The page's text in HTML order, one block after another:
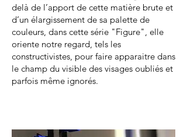
delà de l’apport de cette matière brute et
d’un élargissement de sa palette de
couleurs, dans cette série "Figure", elle
oriente notre regard, tels les
constructivistes, pour faire apparaitre dans
le champ du visible des visages oubliés et
parfois même ignorés.